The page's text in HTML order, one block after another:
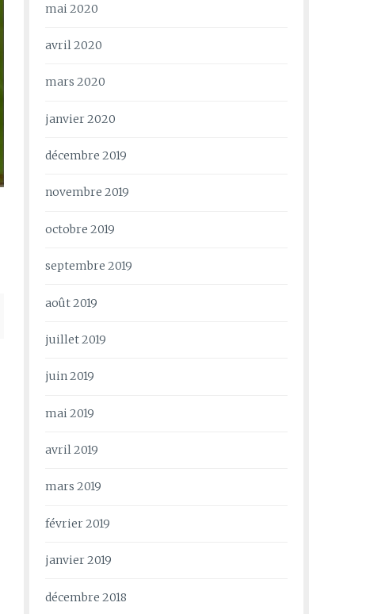
mai 2020
avril 2020
mars 2020
janvier 2020
décembre 2019
novembre 2019
octobre 2019
septembre 2019
août 2019
juillet 2019
juin 2019
mai 2019
avril 2019
mars 2019
février 2019
janvier 2019
décembre 2018